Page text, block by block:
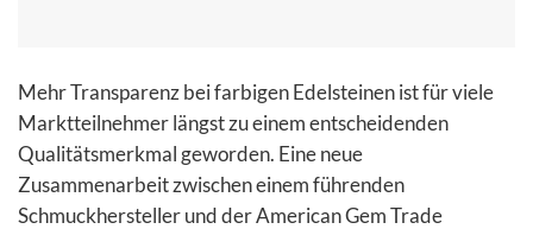
Mehr Transparenz bei farbigen Edelsteinen ist für viele
Marktteilnehmer längst zu einem entscheidenden
Qualitätsmerkmal geworden. Eine neue
Zusammenarbeit zwischen einem führenden
Schmuckhersteller und der American Gem Trade